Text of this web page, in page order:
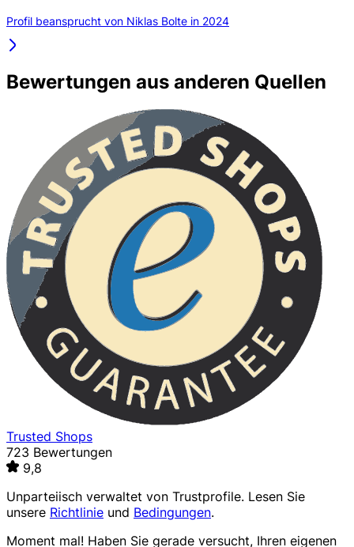
Profil beansprucht von Niklas Bolte in 2024
Bewertungen aus anderen Quellen
Trusted Shops
723 Bewertungen
9,8
Unparteiisch verwaltet von Trustprofile. Lesen Sie
unsere Richtlinie und Bedingungen.
Moment mal! Haben Sie gerade versucht, Ihren eigenen